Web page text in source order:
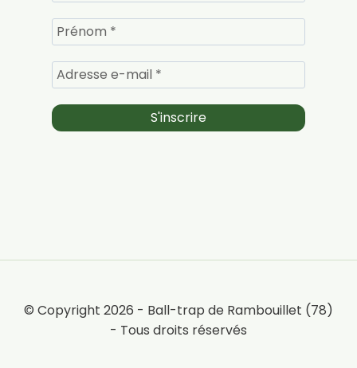
© Copyright 2026 - Ball-trap de Rambouillet (78)
- Tous droits réservés